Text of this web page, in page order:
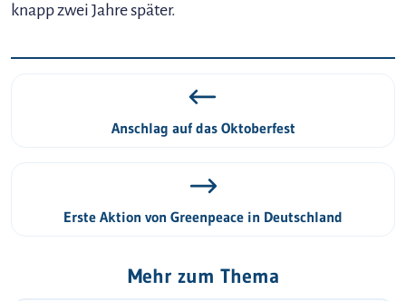
knapp zwei Jahre später.
Anschlag auf das Oktoberfest
Erste Aktion von Greenpeace in Deutschland
Mehr zum Thema